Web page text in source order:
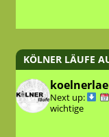
KÖLNER LÄUFE
Next up:
wichtige